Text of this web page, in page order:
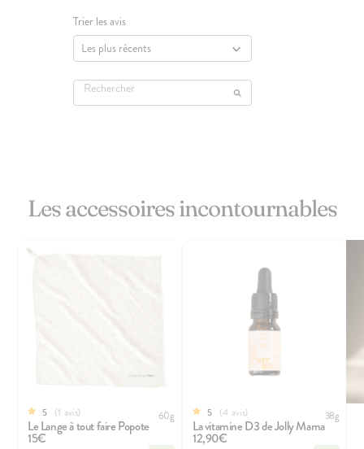
Trier les avis
Les accessoires incontournables
5 1 avis 60g
Le Lange à tout faire Popote
15€
5 4 avis 38g
La vitamine D3 de Jolly Mama
12,90€